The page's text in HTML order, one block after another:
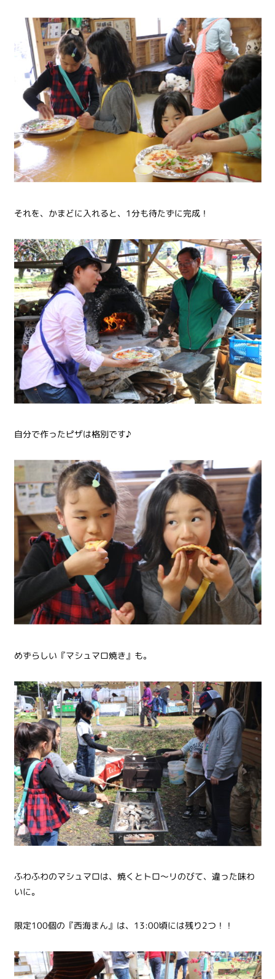
それを、かまどに入れると、1分も待たずに完成！
自分で作ったピザは格別です♪
めずらしい『マシュマロ焼き』も。
ふわふわのマシュマロは、焼くとトロ〜リのびて、違った味わ
いに。
限定100個の『西海まん』は、13:00頃には残り2つ！！